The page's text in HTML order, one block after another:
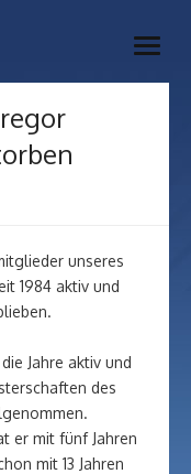
open
unseres
1984 aktiv und
Jahre aktiv und
des
er mit fünf Jahren
mit 13 Jahren